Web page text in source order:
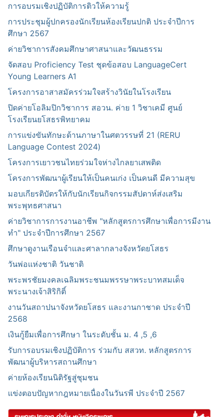
การอบรมเชิงปฏิบัติการติวให้ความรู้
การประชุมผู้ปกครองนักเรียนห้องเรียนปกติ ประจำปีการ
ศึกษา 2567
ค่ายวิชาการสังคมศึกษาศาสนาและวัฒนธรรม
จัดสอบ Proficiency Test ชุดข้อสอบ LanguageCert
Young Learners A1
โครงการอาสาสมัครร่วมใจสร้างวินัยในโรงเรียน
ปิดค่ายโอลิมปิกวิชาการ สอวน. ค่าย 1 วิชาเคมี ศูนย์
โรงเรียนยโสธรพิทยาคม
การแข่งขันทักษะด้านภาษาในศตวรรษที่ 21 (RERU
Language Contest 2024)
โครงการเยาวชนไทยร่วมใจห่างไกลยาเสพติด
โครงการพัฒนาผู้เรียนให้เป็นคนเก่ง เป็นคนดี มีความสุข
มอบเกียรติบัตรให้กับนักเรียนกิจกรรมสัปดาห์ส่งเสริม
พระพุทธศาสนา
ค่ายวิชาการการงานอาชีพ "หลักสูตรการศึกษาเพื่อการมีงาน
ทำ" ประจำปีการศึกษา 2567
ศึกษาดูงานเรือนจำและศาลากลางจังหวัดยโสธร
วันพ่อแห่งชาติ วันชาติ
พระพรชัยมงคลเฉลิมพระชนมพรรษาพระบาทสมเด็จ
พระนางเจ้าสิริกิติ์
งานวันสถาปนาจังหวัดยโสธร และงานกาชาด ประจำปี
2568
เงินกู้ยืมเพื่อการศึกษา ในระดับชั้น ม. 4 ,5 ,6
รับการอบรมเชิงปฏิบัติการ ร่วมกับ สสวท. หลักสูตรการ
พัฒนาผู้บริหารสถานศึกษา
ค่ายห้องเรียนนิติรัฐสู่ชุมชน
แข่งตอบปัญหากฎหมายเนื่องในวันรพี ประจำปี 2567